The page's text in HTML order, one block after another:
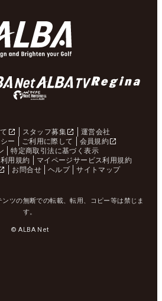
スタッフ募集
運営会社
ー
ご利用に際して
会員規約
特定商取引法に基づく表示
用規約
マイページサービス利用規約
お問合せ ヘルプ サイトマップ
ツの無断での転載、転用、コピー等は禁じま
す。
© ALBA Net